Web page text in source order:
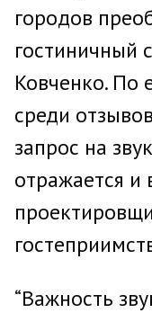
городов
гостиничный
Ковченко. По
среди
запрос на
отражается и
“Важность